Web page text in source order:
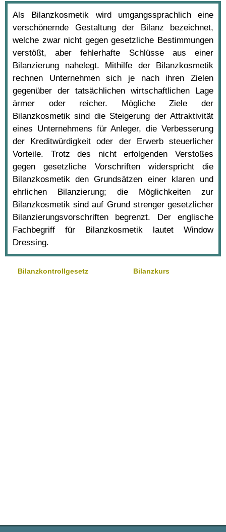
Als Bilanzkosmetik wird umgangssprachlich eine
verschönernde Gestaltung der Bilanz bezeichnet,
welche zwar nicht gegen gesetzliche Bestimmungen
verstößt, aber fehlerhafte Schlüsse aus einer
Bilanzierung nahelegt. Mithilfe der Bilanzkosmetik
rechnen Unternehmen sich je nach ihren Zielen
gegenüber der tatsächlichen wirtschaftlichen Lage
ärmer oder reicher. Mögliche Ziele der
Bilanzkosmetik sind die Steigerung der Attraktivität
eines Unternehmens für Anleger, die Verbesserung
der Kreditwürdigkeit oder der Erwerb steuerlicher
Vorteile. Trotz des nicht erfolgenden Verstoßes
gegen gesetzliche Vorschriften widerspricht die
Bilanzkosmetik den Grundsätzen einer klaren und
ehrlichen Bilanzierung; die Möglichkeiten zur
Bilanzkosmetik sind auf Grund strenger gesetzlicher
Bilanzierungsvorschriften begrenzt. Der englische
Fachbegriff für Bilanzkosmetik lautet Window
Dressing.
Bilanzkontrollgesetz Bilanzkurs